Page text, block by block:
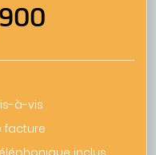
à-vis
facture